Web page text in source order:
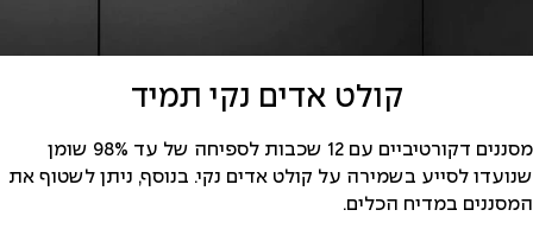
קולט אדים נקי תמיד
מסננים דקורטיביים עם 12 שכבות לספיחה של עד 98% שומן
שנועדו לסייע בשמירה על קולט אדים נקי. בנוסף, ניתן לשטוף את
המסננים במדיח הכלים.